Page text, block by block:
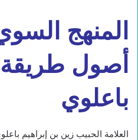
المنهج
أصول طريقة
باعلوي
العلامة الحبيب زين بن إبراهيم